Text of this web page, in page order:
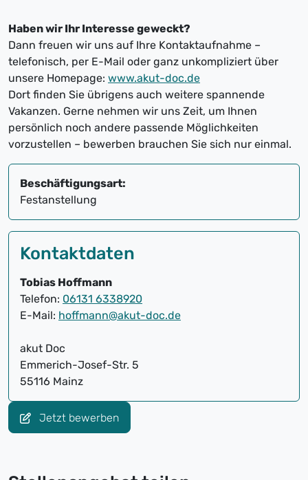
Haben wir Ihr Interesse geweckt?
Dann freuen wir uns auf Ihre Kontaktaufnahme –
telefonisch, per E-Mail oder ganz unkompliziert über
unsere Homepage: www.akut-doc.de
Dort finden Sie übrigens auch weitere spannende
Vakanzen. Gerne nehmen wir uns Zeit, um Ihnen
persönlich noch andere passende Möglichkeiten
vorzustellen – bewerben brauchen Sie sich nur einmal.
Beschäftigungsart:
Festanstellung
Kontaktdaten
Tobias Hoffmann
Telefon: 06131 6338920
E-Mail: hoffmann@akut-doc.de
akut Doc
Emmerich-Josef-Str. 5
55116 Mainz
Jetzt bewerben